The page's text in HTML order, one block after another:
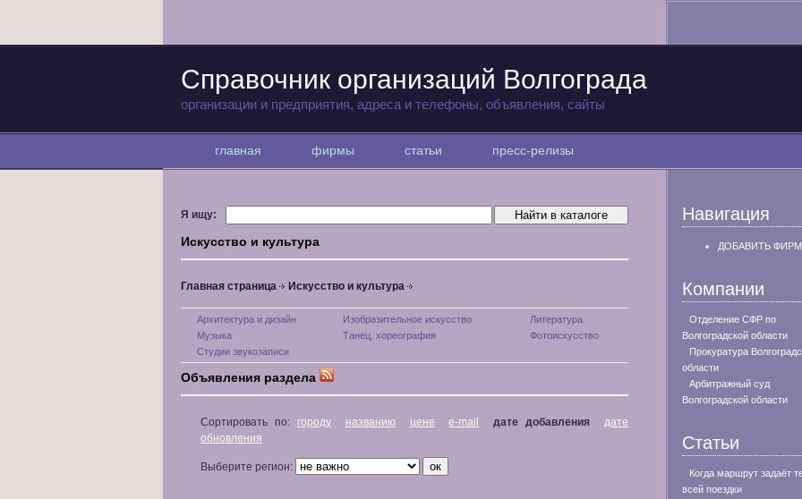
Справочник организаций Волгограда
организации и предприятия, адреса и телефоны, объявления, сайты
главная фирмы статьи пресс-релизы
Я ищу:
Искусство и культура
Главная страница Искусство и культура
Архитектура и дизайн Изобразительное искусство
Литература
Музыка
Танец, хореография
Фотоискусство
Студии звукозаписи
Объявления раздела
Сортировать по: городу названию цене e-mail дате добавления
дате
обновления
Выберите регион:
Навигация
ДОБАВИТЬ
Компании
Отделение СФР по
Волгоградской области
Прокуратура
области
Арбитражный суд
Волгоградской области
Статьи
Когда маршрут задаёт
всей поездки